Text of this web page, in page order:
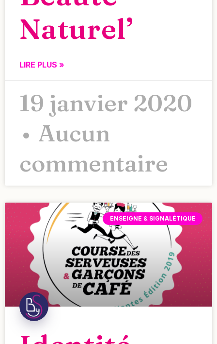
Naturel’
LIRE PLUS »
19 janvier 2020
Aucun
commentaire
ENSEIGNE & SIGNALÉTIQUE